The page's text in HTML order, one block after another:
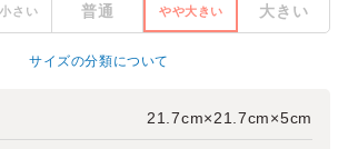
さい 普通 やや大きい 大きい
サイズの分類について
21.7cm×21.7cm×5cm